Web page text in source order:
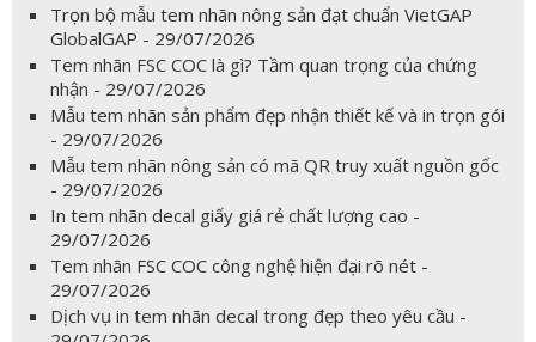
Trọn bộ mẫu tem nhãn nông sản đạt chuẩn VietGAP
GlobalGAP - 29/07/2026
Tem nhãn FSC COC là gì? Tầm quan trọng của chứng
nhận - 29/07/2026
Mẫu tem nhãn sản phẩm đẹp nhận thiết kế và in trọn gói
- 29/07/2026
Mẫu tem nhãn nông sản có mã QR truy xuất nguồn gốc
- 29/07/2026
In tem nhãn decal giấy giá rẻ chất lượng cao -
29/07/2026
Tem nhãn FSC COC công nghệ hiện đại rõ nét -
29/07/2026
Dịch vụ in tem nhãn decal trong đẹp theo yêu cầu -